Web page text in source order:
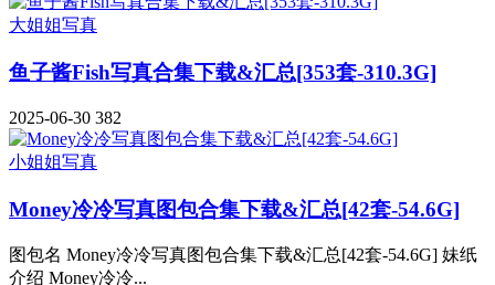
大姐姐写真
鱼子酱Fish写真合集下载&汇总[353套-310.3G]
2025-06-30 382
小姐姐写真
Money冷冷写真图包合集下载&汇总[42套-54.6G]
图包名 Money冷冷写真图包合集下载&汇总[42套-54.6G] 妹纸
介绍 Money冷冷...